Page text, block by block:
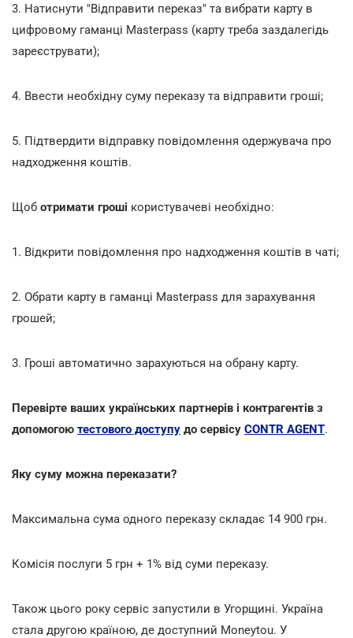
3. Натиснути "Відправити переказ" та вибрати карту в
цифровому гаманці Masterpass (карту треба заздалегідь
зареєструвати);
4. Ввести необхідну суму переказу та відправити гроші;
5. Підтвердити відправку повідомлення одержувача про
надходження коштів.
Щоб отримати гроші користувачеві необхідно:
1. Відкрити повідомлення про надходження коштів в чаті;
2. Обрати карту в гаманці Masterpass для зарахування
грошей;
3. Гроші автоматично зарахуються на обрану карту.
Перевірте ваших українських партнерів і контрагентів з
допомогою тестового доступу до сервісу CONTR AGENT.
Яку суму можна переказати?
Максимальна сума одного переказу складає 14 900 грн.
Комісія послуги 5 грн + 1% від суми переказу.
Також цього року сервіс запустили в Угорщині. Україна
стала другою країною, де доступний Moneytou. У